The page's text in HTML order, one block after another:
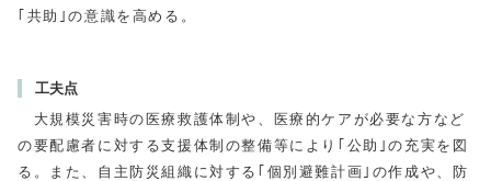
｢共助｣の意識を高める。
工夫点
大規模災害時の医療救護体制や、医療的ケアが必要な方など
の要配慮者に対する支援体制の整備等により｢公助｣の充実を図
る。また、自主防災組織に対する｢個別避難計画｣の作成や、防